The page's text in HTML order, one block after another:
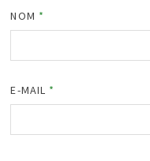
NOM *
E-MAIL *